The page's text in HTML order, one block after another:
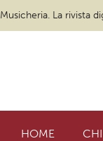
Musicheria. La rivista
HOME